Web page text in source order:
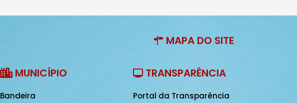
MAPA DO SITE
MUNICÍPIO
Bandeira
TRANSPARÊNCIA
Portal da Transparência